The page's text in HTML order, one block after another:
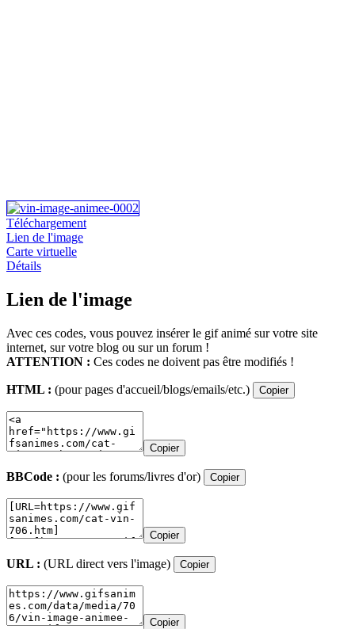
Téléchargement
Lien de l'image
Carte virtuelle
Détails
Lien de l'image
Avec ces codes, vous pouvez insérer le gif animé sur votre site
internet, sur votre blog ou sur un forum !
ATTENTION : Ces codes ne doivent pas être modifiés !
HTML : (pour pages d'accueil/blogs/emails/etc.) Copier
Copier
BBCode : (pour les forums/livres d'or) Copier
Copier
URL : (URL direct vers l'image) Copier
Copier